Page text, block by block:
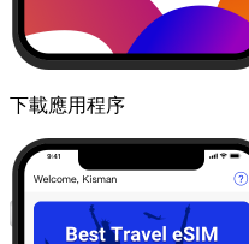
下載應用程序